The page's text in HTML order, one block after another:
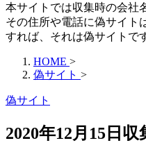
本サイトでは収集時の会社
その住所や電話に偽サイト
すれば、それは偽サイトで
HOME >
偽サイト >
偽サイト
2020年12月15日